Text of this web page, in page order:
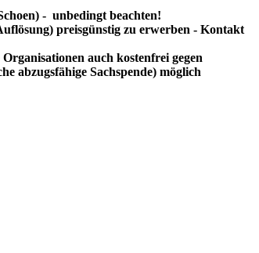
- unbedingt beachten!
preisgünstig zu erwerben - Kontakt
auch kostenfrei gegen
abzugsfähige Sachspende) möglich